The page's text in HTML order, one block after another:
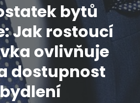
bytů
Jak rostoucí
ovlivňuje
dostupnost